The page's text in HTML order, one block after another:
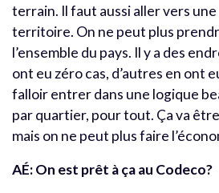
terrain. Il faut aussi aller vers
territoire. On ne peut plus
l’ensemble du pays. Il y a des
ont eu zéro cas, d’autres en ont
falloir entrer dans une logique
par quartier, pour tout. Ça va
mais on ne peut plus faire
AÉ: On est prêt à ça au Codeco?